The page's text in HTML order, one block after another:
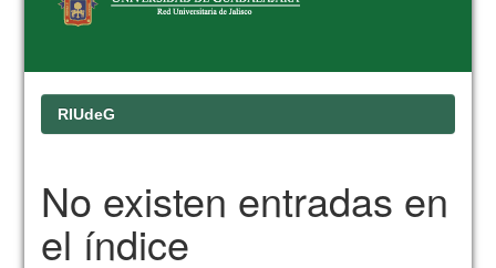
RIUdeG
No existen entradas en
el índice